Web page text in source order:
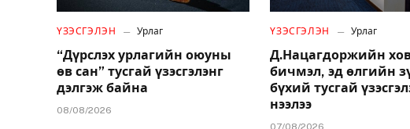
ҮЗЭСГЭЛЭН Урлаг
“Дүрслэх урлагийн оюуны
өв сан” тусгай үзэсгэлэнг
дэлгэж байна
08/08/2026
ҮЗЭСГЭЛЭН Урлаг
Д.Нацагдоржийн
бичмэл, эд өлгийн
бүхий тусгай
нээлээ